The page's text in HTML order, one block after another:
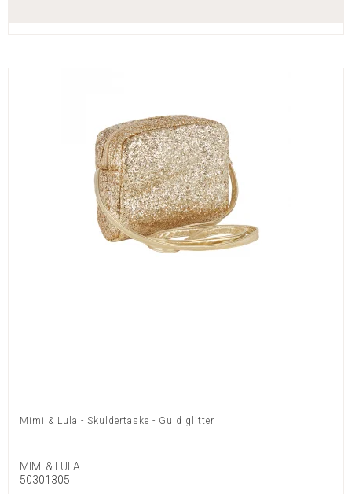
Mimi & Lula - Skuldertaske - Guld glitter
MIMI & LULA
50301305